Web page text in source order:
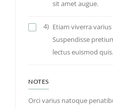
sit amet augue.
4) Etiam viverra
Suspendisse
lectus euismod quis.
NOTES
Orci varius natoque